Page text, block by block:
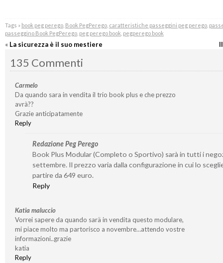
Tags » book peg perego, Book PegPerego, caratteristiche passeggini peg perego,
passeggino Book PegPerego, peg perego book pegperego book
« La sicurezza è il suo mestiere
135 Commenti
Carmelo
Da quando sara in vendita il trio book plus e che prezzo
avrà??
Grazie anticipatamente
Reply
Redazione Peg Perego
Book Plus Modular (Completo o Sportivo) sarà in tutti i
settembre. Il prezzo varia dalla configurazione in cui lo
partire da 649 euro.
Reply
Katia maluccio
Vorrei sapere da quando sarä in vendita questo modulare,
mi piace molto ma partorisco a novembre…attendo vostre
informazioni..grazie
katia
Reply